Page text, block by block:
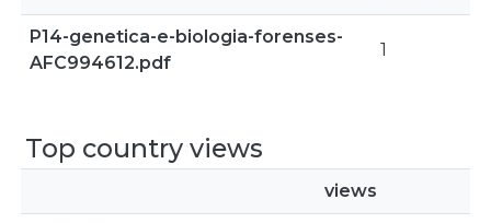
P14-genetica-e-biologia-forenses-
AFC994612.pdf
1
Top country views
views